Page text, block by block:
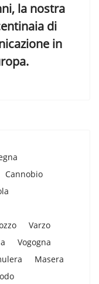
la nostra
di
in
Cannobio
Varzo
Vogogna
Masera